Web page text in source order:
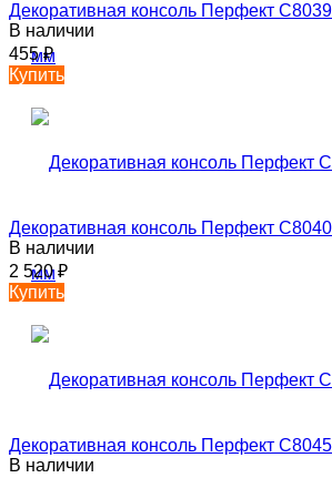
Декоративная консоль Перфект
В наличии
455₽
Купить
Декоративная консоль Перфект
В наличии
2 520₽
Купить
Декоративная консоль Перфект
В наличии